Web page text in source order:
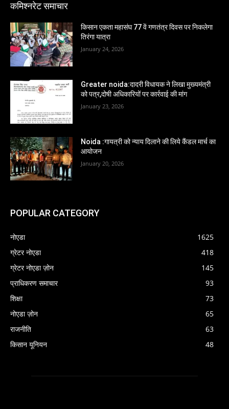
कमिश्नरेट समाचार
किसान एकता महासंघ 77 वें गणतंत्र दिवस पर निकलेगा
तिरंगा यात्रा
January 24, 2026
Greater noida:दादरी विधायक ने लिखा मुख्यमंत्री
को पत्र,दोषी अधिकारियों पर कार्रवाई की मांग
January 23, 2026
Noida :गायत्री को न्याय दिलाने की लिये कैंडल मार्च का
आयोजन
January 20, 2026
POPULAR CATEGORY
नोएडा
1625
ग्रेटर नोएडा
418
ग्रेटर नोएडा ज़ोन
145
प्राधिकरण समाचार
93
शिक्षा
73
नोएडा ज़ोन
65
राजनीति
63
किसान यूनियन
48